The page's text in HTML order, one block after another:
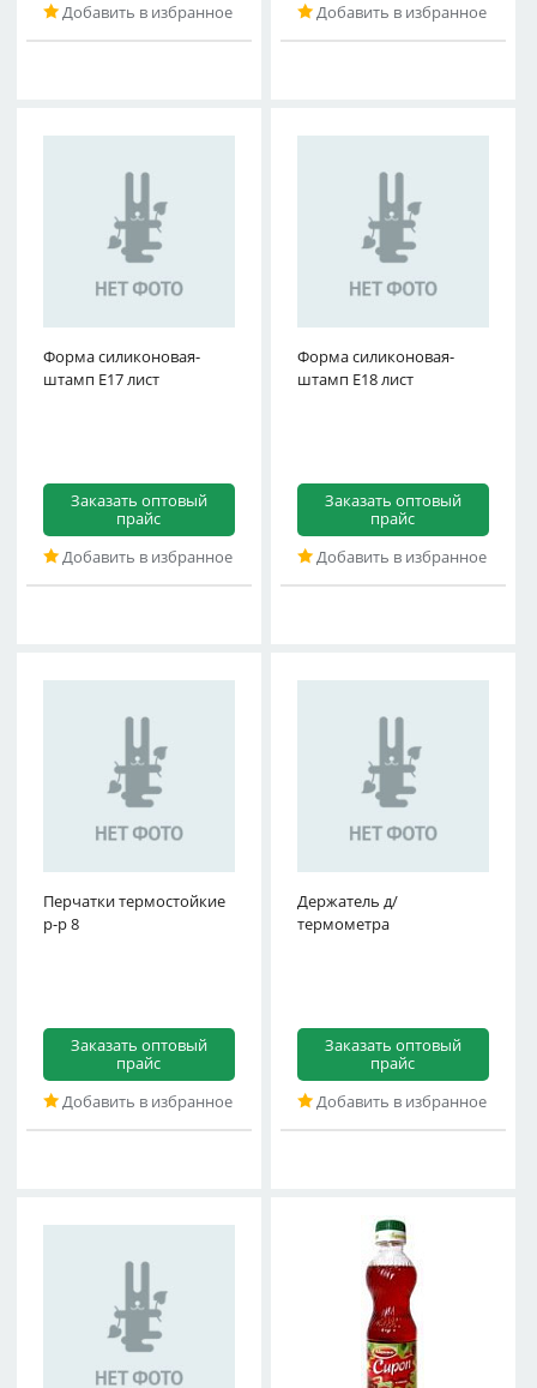
Добавить в избранное
Добавить в избранное
Форма силиконовая-
штамп E17 лист
Заказать оптовый
прайс
Добавить в избранное
Форма силиконовая-
штамп E18 лист
Заказать оптовый
прайс
Добавить в избранное
Перчатки термостойкие
р-р 8
Заказать оптовый
прайс
Добавить в избранное
Держатель д/
термометра
Заказать оптовый
прайс
Добавить в избранное